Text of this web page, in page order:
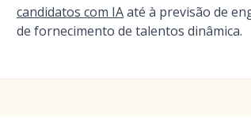
candidatos com IAaté à previsão de
de fornecimento de talentos dinâmica.